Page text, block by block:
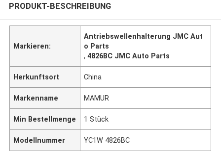
PRODUKT-BESCHREIBUNG
Markieren:
Antriebswellenhalterung JMC Aut
o Parts
,4826BC JMC Auto Parts
Herkunftsort China
Markenname MAMUR
Min Bestellmenge 1 Stück
Modellnummer YC1W 4826BC